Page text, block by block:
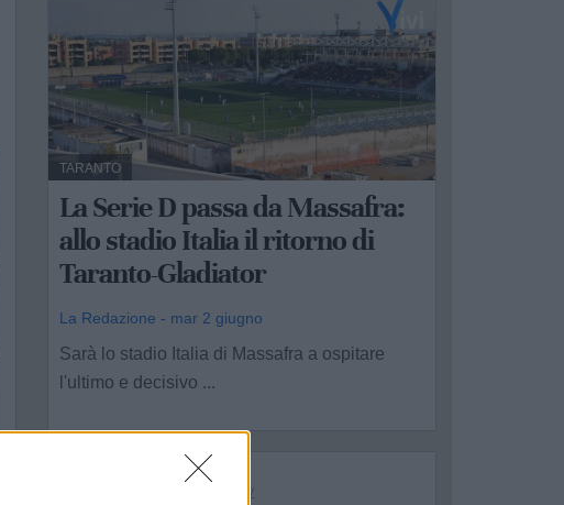
TARANTO
La Serie D passa da Massafra:
allo stadio Italia il ritorno di
Taranto-Gladiator
La Redazione - mar 2 giugno
Sarà lo stadio Italia di Massafra a ospitare
l'ultimo e decisivo ...